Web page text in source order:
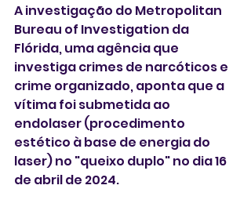
A investigação do Metropolitan
Bureau of Investigation da
Flórida, uma agência que
investiga crimes de narcóticos e
crime organizado, aponta que a
vítima foi submetida ao
endolaser (procedimento
estético à base de energia do
laser) no "queixo duplo" no dia 16
de abril de 2024.